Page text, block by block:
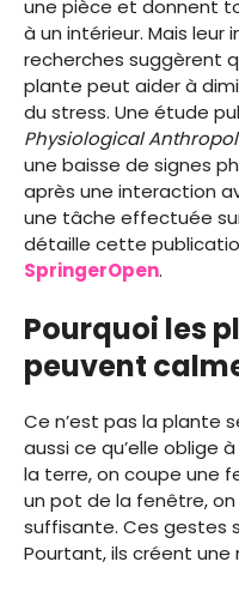
une pièce et donnent
à un intérieur. Mais leur
recherches suggèrent
plante peut aider à
du stress. Une étude
Physiological
une baisse de signes
après une interaction
une tâche effectuée
détaille cette
SpringerOpen.
Pourquoi les
peuvent
Ce n’est pas la plante
aussi ce qu’elle oblige
la terre, on coupe une
un pot de la fenêtre,
suffisante. Ces gestes
Pourtant, ils créent une